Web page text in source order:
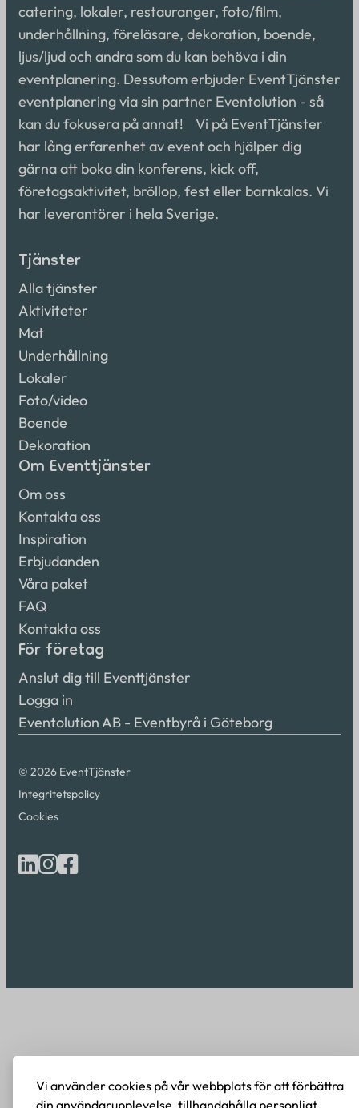
Vi använder cookies på vår webbplats för att förbättra
din användarupplevelse, tillhandahålla personligt
catering, lokaler, restauranger, foto/film,
underhållning, föreläsare, dekoration, boende,
ljus/ljud och andra som du kan behöva i din
eventplanering. Dessutom erbjuder EventTjänster
eventplanering via sin partner Eventolution - så
kan du fokusera på annat! Vi på EventTjänster
har lång erfarenhet av event och hjälper dig
gärna att boka din konferens, kick off,
företagsaktivitet, bröllop, fest eller barnkalas. Vi
har leverantörer i hela Sverige.
Tjänster
Alla tjänster
Aktiviteter
Mat
Underhållning
Lokaler
Foto/video
Boende
Dekoration
Om Eventtjänster
Om oss
Kontakta oss
Inspiration
Erbjudanden
Våra paket
FAQ
Kontakta oss
För företag
Anslut dig till Eventtjänster
Logga in
Eventolution AB - Eventbyrå i Göteborg
© 2026 EventTjänster
Integritetspolicy
Cookies